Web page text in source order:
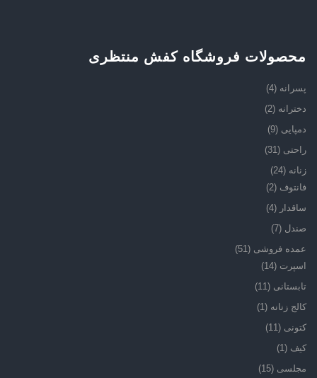
محصولات فروشگاه کفش منتظری
پسرانه (4)
دخترانه (2)
دمپایی (9)
راحتی (31)
زنانه (24)
فانتوف (2)
ساقدار (4)
صندل (7)
عمده فروشی (51)
اسپرت (14)
تابستانی (11)
کالج زنانه (1)
کتونی (11)
کیف (1)
مجلسی (15)